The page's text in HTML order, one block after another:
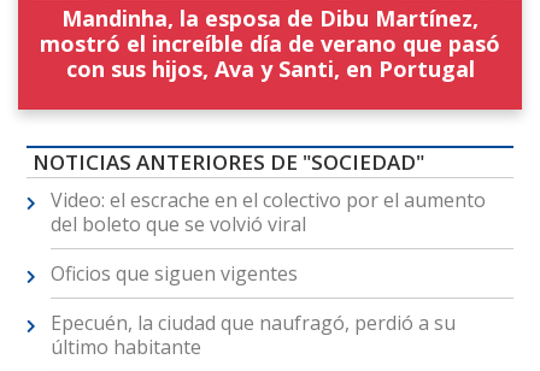
Mandinha, la esposa de Dibu Martínez,
mostró el increíble día de verano que pasó
con sus hijos, Ava y Santi, en Portugal
NOTICIAS ANTERIORES DE "SOCIEDAD"
Video: el escrache en el colectivo por el aumento
del boleto que se volvió viral
Oficios que siguen vigentes
Epecuén, la ciudad que naufragó, perdió a su
último habitante